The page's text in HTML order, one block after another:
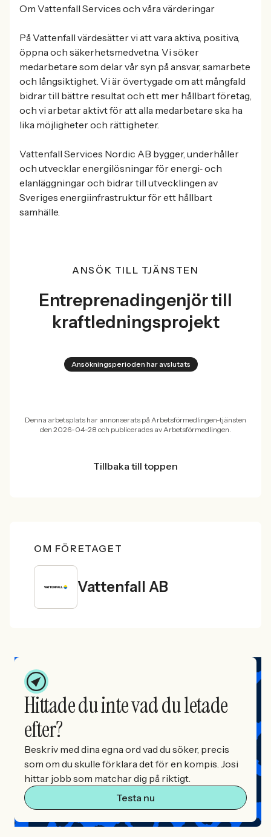
Om Vattenfall Services och våra värderingar
På Vattenfall värdesätter vi att vara aktiva, positiva,
öppna och säkerhetsmedvetna. Vi söker
medarbetare som delar vår syn på ansvar, samarbete
och långsiktighet. Vi är övertygade om att mångfald
bidrar till bättre resultat och ett mer hållbart företag,
och vi arbetar aktivt för att alla medarbetare ska ha
lika möjligheter och rättigheter.
Vattenfall Services Nordic AB bygger, underhåller
och utvecklar energilösningar för energi‑ och
elanläggningar och bidrar till utvecklingen av
Sveriges energiinfrastruktur för ett hållbart
samhälle.
ANSÖK TILL TJÄNSTEN
Entreprenadingenjör till
kraftledningsprojekt
Ansökningsperioden har avslutats
Denna arbetsplats har annonserats på Arbetsförmedlingen-tjänsten
den 2026-04-28 och publicerades av Arbetsförmedlingen.
Tillbaka till toppen
OM FÖRETAGET
Vattenfall AB
Hittade du inte vad du letade
efter?
Beskriv med dina egna ord vad du söker, precis
som om du skulle förklara det för en kompis. Josi
hittar jobb som matchar dig på riktigt.
Testa nu